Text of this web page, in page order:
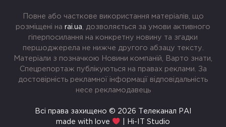
Повне або часткове використання матеріалів, що
розміщені на rai.ua , дозволяється за умови активного
гіперпосилання на конкретну новину та згадки
першоджерела не нижче другого абзацу тексту.
Матеріали з позначкою Новини компаній, Варто знати,
Спецрепортаж публікуються на правах реклами. За
достовірність рекламної інформації відповідальність
несе рекламодавець
Всі права захищено © 2026 Телеканал РАІ
made with love
| Hi-IT Studio